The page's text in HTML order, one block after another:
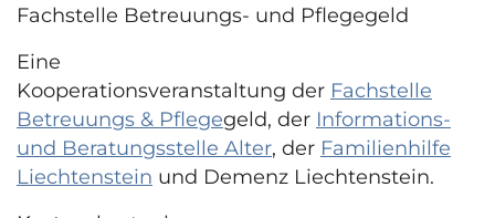
Fachstelle Betreuungs- und Pflegegeld
Eine
Kooperationsveranstaltung der Fachstelle
Betreuungs & Pflegegeld, der Informations-
und Beratungsstelle Alter, der Familienhilfe
Liechtenstein und Demenz Liechtenstein.